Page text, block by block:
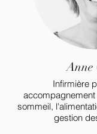
Anne
Infirmière
sommeil,
gestion